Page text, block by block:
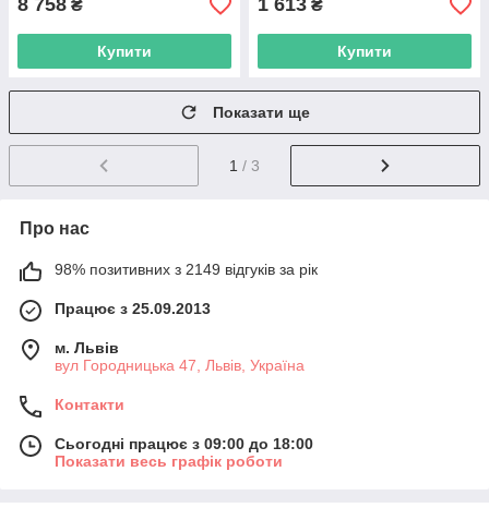
8 758 ₴
Купити
1 613 ₴
Купити
Показати ще
1 / 3
Про нас
98% позитивних з 2149 відгуків за рік
Працює з 25.09.2013
м. Львів
вул Городницька 47, Львів, Україна
Контакти
Сьогодні працює з 09:00 до 18:00
Показати весь графік роботи